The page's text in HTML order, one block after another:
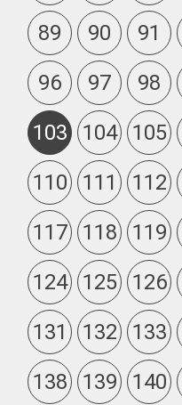
89
90 91
96
97 98
103
104 105
110
111 112
117
118 119
124
125 126
131
132 133
138
139 140